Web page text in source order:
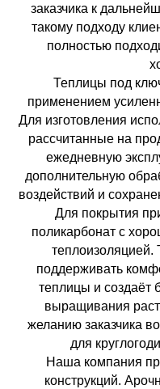
заказчика к
такому подходу
полностью
Теплицы под
применением
Для изготовления
рассчитанные на
ежедневную
дополнительную
воздействий и
Для покрытия
поликарбонат с
теплоизоляцией.
поддерживать
теплицы и создаёт
выращивания
желанию заказчика
для
Наша компания
конструкций.